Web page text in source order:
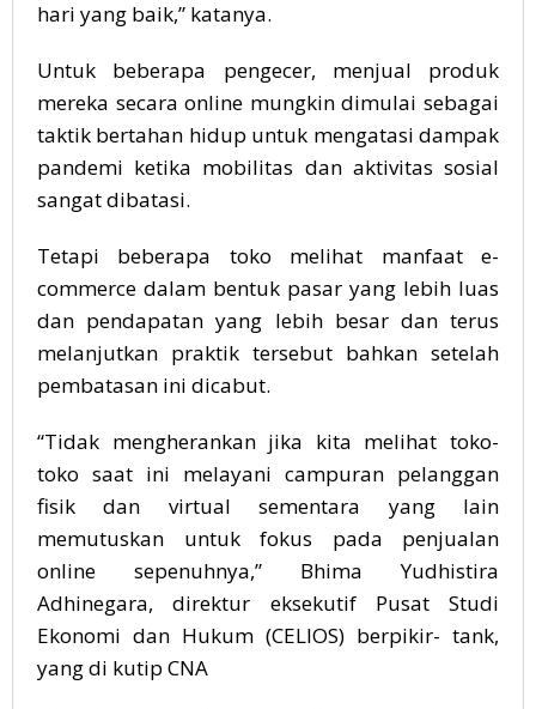
hari yang baik,” katanya.
Untuk beberapa pengecer, menjual produk
mereka secara online mungkin dimulai sebagai
taktik bertahan hidup untuk mengatasi dampak
pandemi ketika mobilitas dan aktivitas sosial
sangat dibatasi.
Tetapi beberapa toko melihat manfaat e-
commerce dalam bentuk pasar yang lebih luas
dan pendapatan yang lebih besar dan terus
melanjutkan praktik tersebut bahkan setelah
pembatasan ini dicabut.
“Tidak mengherankan jika kita melihat toko-
toko saat ini melayani campuran pelanggan
fisik dan virtual sementara yang lain
memutuskan untuk fokus pada penjualan
online sepenuhnya,” Bhima Yudhistira
Adhinegara, direktur eksekutif Pusat Studi
Ekonomi dan Hukum (CELIOS) berpikir- tank,
yang di kutip CNA